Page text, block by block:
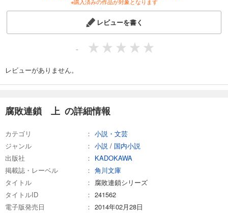
レビューを書く
-
レビューがありません。
腐敗連鎖 上 の詳細情報
カテゴリ
小説・文芸
ジャンル
小説 / 国内小説
出版社
KADOKAWA
掲載誌・レーベル
角川文庫
タイトル
腐敗連鎖シリーズ
タイトルID
241562
電子版発売日
2014年02月28日